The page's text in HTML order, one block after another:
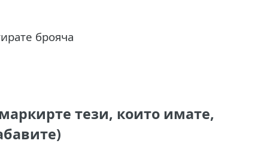
брояча
тези, които имате,